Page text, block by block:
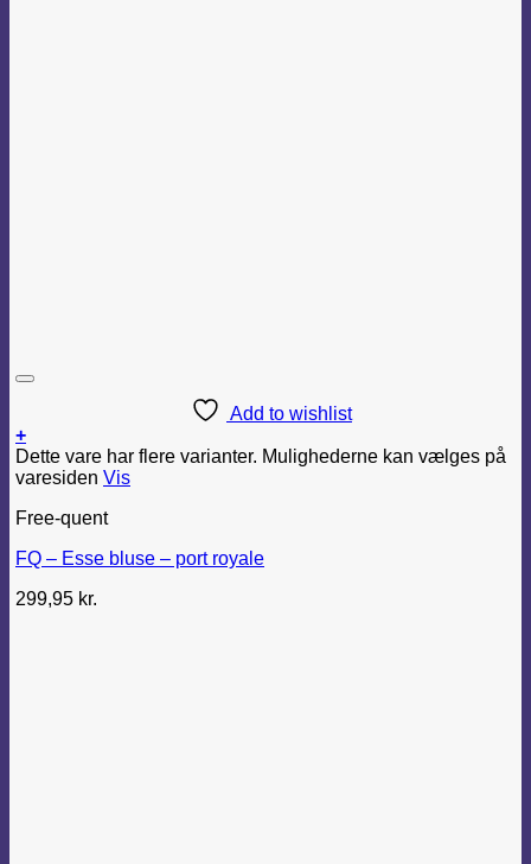
Add to wishlist
+
Dette vare har flere varianter. Mulighederne kan vælges på
varesiden Vis
Free-quent
FQ – Esse bluse – port royale
299,95 kr.